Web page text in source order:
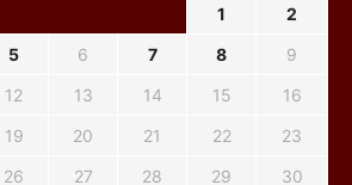
1
2
5 6 7 8
9
12 13 14 15
16
19 20 21 22
23
26 27 28 29
30